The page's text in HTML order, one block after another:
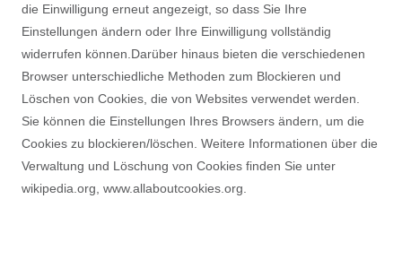
die Einwilligung erneut angezeigt, so dass Sie Ihre
Einstellungen ändern oder Ihre Einwilligung vollständig
widerrufen können.Darüber hinaus bieten die verschiedenen
Browser unterschiedliche Methoden zum Blockieren und
Löschen von Cookies, die von Websites verwendet werden.
Sie können die Einstellungen Ihres Browsers ändern, um die
Cookies zu blockieren/löschen. Weitere Informationen über die
Verwaltung und Löschung von Cookies finden Sie unter
wikipedia.org, www.allaboutcookies.org.